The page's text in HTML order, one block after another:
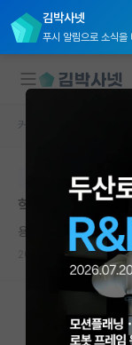
김박사넷
푸시 알림으로 소식을
국내대학원 정보
연구실&오픈랩
커뮤니티
커뮤니티 홈
전체글보기
커뮤니티 홈
본문이 수정되지 않
학부 3학년 AI 대
용감한 존 내시
2025.02.09 2